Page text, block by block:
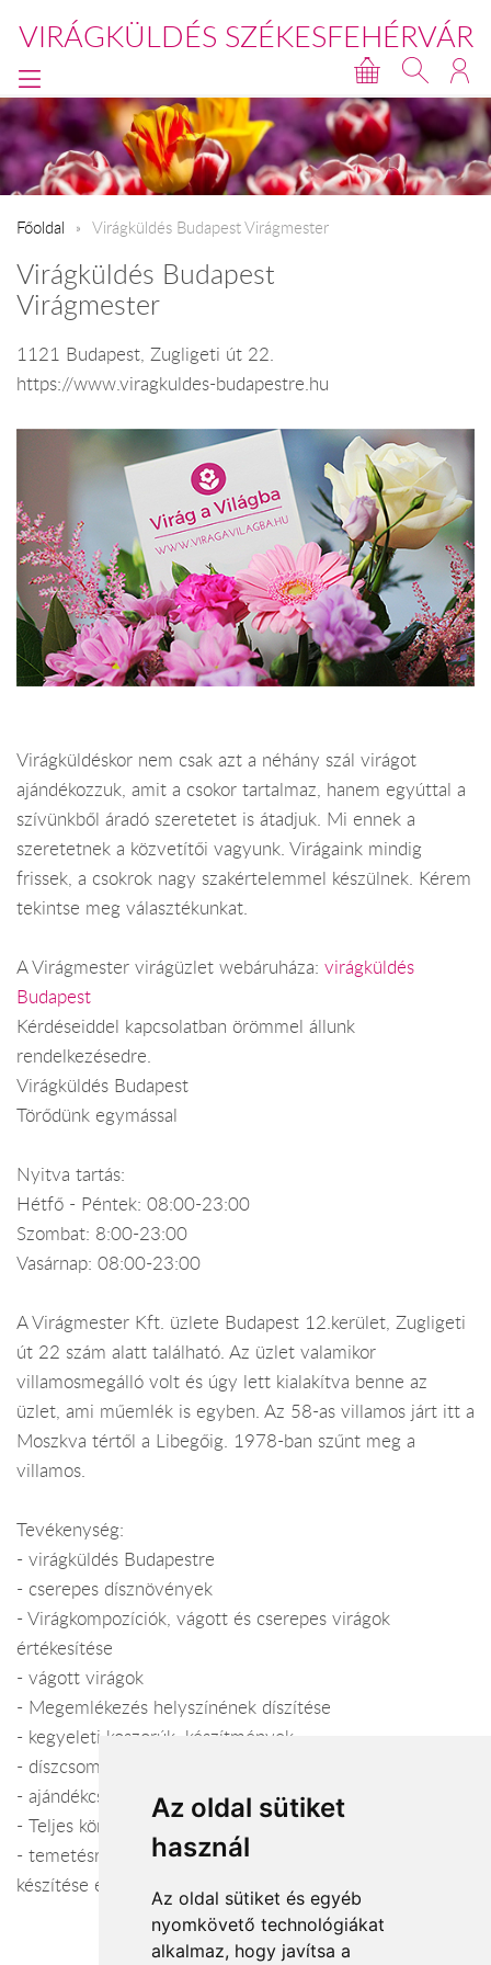
Az oldal sütiket
használ
Az oldal sütiket és egyéb
nyomkövető technológiákat
alkalmaz, hogy javítsa a
VIRÁGKÜLDÉS SZÉKESFEHÉRVÁR
Főoldal Virágküldés Budapest Virágmester
Virágküldés Budapest
Virágmester
1121 Budapest, Zugligeti út 22.
https://www.viragkuldes-budapestre.hu
Virágküldéskor nem csak azt a néhány szál virágot
ajándékozzuk, amit a csokor tartalmaz, hanem egyúttal a
szívünkből áradó szeretetet is átadjuk. Mi ennek a
szeretetnek a közvetítői vagyunk. Virágaink mindig
frissek, a csokrok nagy szakértelemmel készülnek. Kérem
tekintse meg választékunkat.
A Virágmester virágüzlet webáruháza: virágküldés
Budapest
Kérdéseiddel kapcsolatban örömmel állunk
rendelkezésedre.
Virágküldés Budapest
Törődünk egymással
Nyitva tartás:
Hétfő - Péntek: 08:00-23:00
Szombat: 8:00-23:00
Vasárnap: 08:00-23:00
A Virágmester Kft. üzlete Budapest 12.kerület, Zugligeti
út 22 szám alatt található. Az üzlet valamikor
villamosmegálló volt és úgy lett kialakítva benne az
üzlet, ami műemlék is egyben. Az 58-as villamos járt itt a
Moszkva tértől a Libegőig. 1978-ban szűnt meg a
villamos.
Tevékenység:
- virágküldés Budapestre
- cserepes dísznövények
- Virágkompozíciók, vágott és cserepes virágok
értékesítése
- vágott virágok
- Megemlékezés helyszínének díszítése
- kegyeleti koszorúk, készítmények
- díszcsomagolás
- ajándékcsokrok
- Teljes körű esküvői dekorációk
- temetésre koszorúk, sírcsokrok, urna- és koporsódíszek
készítése és kiszállítása.